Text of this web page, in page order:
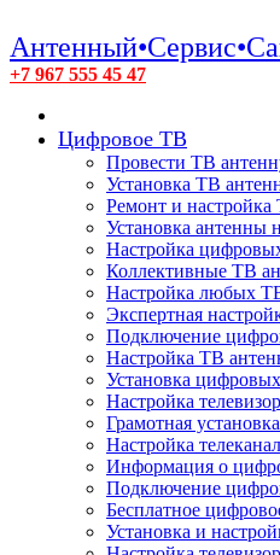
+7 967 555 45 47
Цифровое ТВ
Провести ТВ
Установка ТВ
Ремонт и настройка
Установка антенны
Настройка
Коллективные ТВ
Настройка любых
Экспертная
Подключение
Настройка ТВ
Установка
Настройка
Грамотная
Настройка
Информация о
Подключение
Бесплатное
Установка и